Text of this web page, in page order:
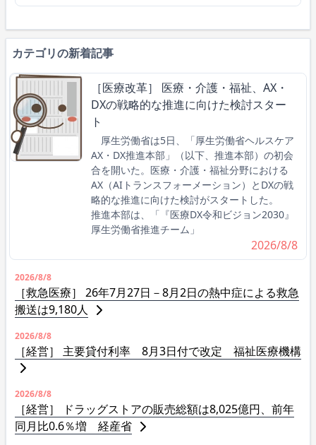
カテゴリの新着記事
［医療改革］ 医療・介護・福祉、AX・
DXの戦略的な推進に向けた検討スター
ト
厚生労働省は5日、「厚生労働省ヘルスケア
AX・DX推進本部」（以下、推進本部）の初会
合を開いた。医療・介護・福祉分野における
AX（AIトランスフォーメーション）とDXの戦
略的な推進に向けた検討がスタートした。
推進本部は、「『医療DX令和ビジョン2030』
厚生労働省推進チーム」
2026/8/8
2026/8/8
［救急医療］ 26年7月27日－8月2日の熱中症による救急
搬送は9,180人
2026/8/8
［経営］ 主要貸付利率 8月3日付で改定 福祉医療機構
2026/8/8
［経営］ ドラッグストアの販売総額は8,025億円、前年
同月比0.6％増 経産省